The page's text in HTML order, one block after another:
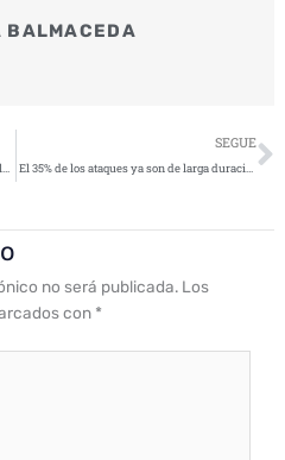
BALMACEDA
La técnica de ingeniería social ClickFix da la vuelta al mundo a través del ciberespionaje
SEGUE
El 35% de los ataques ya son de larga duración
no será publicada. Los
con *